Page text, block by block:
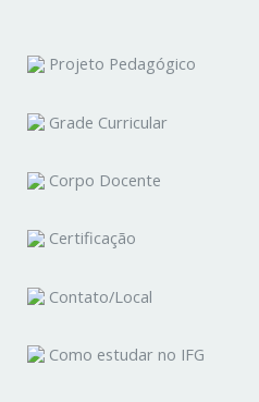
Projeto Pedagógico
Grade Curricular
Corpo Docente
Certificação
Contato/Local
Como estudar no IFG